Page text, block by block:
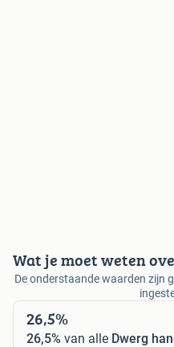
Wat je moet weten
De onderstaande waarden zijn
26,5%
26,5% van alle Dwerg